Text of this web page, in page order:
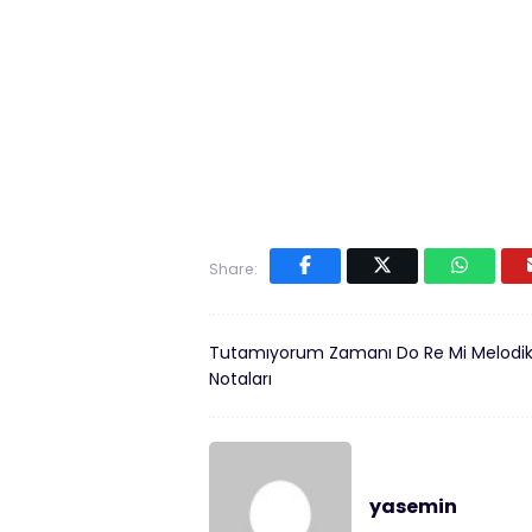
Share:
Tutamıyorum Zamanı Do Re Mi
Notaları
yasemin